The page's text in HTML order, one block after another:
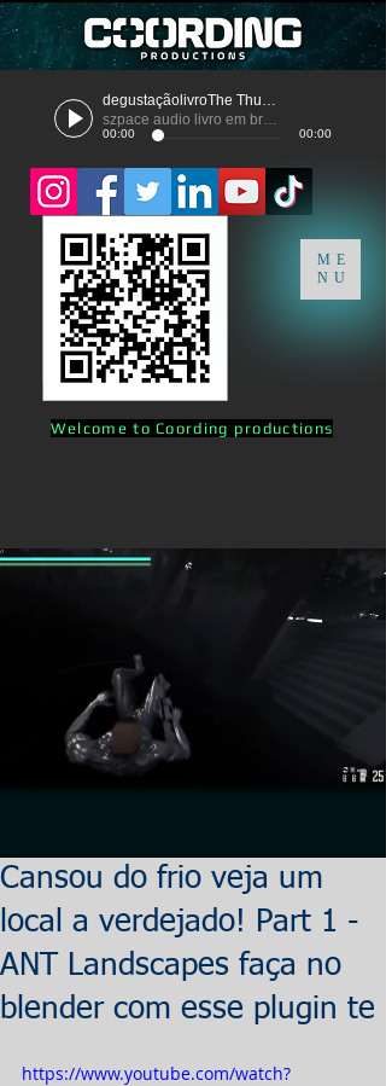
degustaçãolivroThe Thunder
szpace audio livro em breve
00:00 00:00
ME
NU
Welcome to Coording productions
Cansou do frio veja um
local a verdejado! Part 1 -
ANT Landscapes faça no
blender com esse plugin te
https://www.youtube.com/watch?